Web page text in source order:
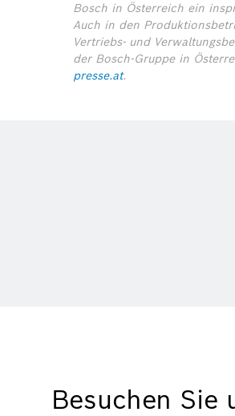
Bosch in Österreich ein
Auch in den
Vertriebs- und
der Bosch-Gruppe in
presse.at.
Besuchen Sie